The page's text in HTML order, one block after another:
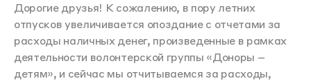
Дорогие друзья! К сожалению, в пору летних
отпусков увеличивается опоздание с отчетами за
расходы наличных денег, произведенные в рамках
деятельности волонтерской группы «Доноры –
детям», и сейчас мы отчитываемся за расходы,